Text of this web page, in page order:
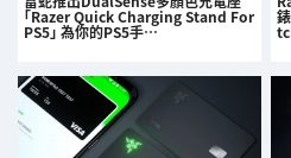
「Razer Quick Charging Stand For
PS5」 為你的PS5手…